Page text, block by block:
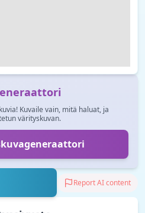
Kuvaile vain, mitä haluat, ja
värityskuvan.
Report AI content